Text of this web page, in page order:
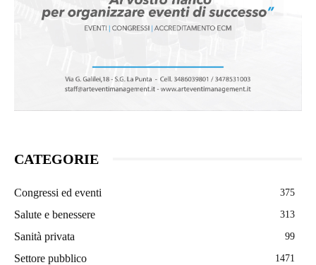
CATEGORIE
Congressi ed eventi 375
Salute e benessere 313
Sanità privata 99
Settore pubblico 1471